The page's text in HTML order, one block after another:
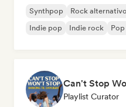
Synthpop Rock alternativo
Indie pop
Indie rock
Playlist Curator